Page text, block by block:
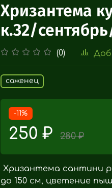
Хризантема
к.32/
(0)
саженец
-11%
250 ₽ 280 ₽
Хризантема сантини
до 150 см, цветение